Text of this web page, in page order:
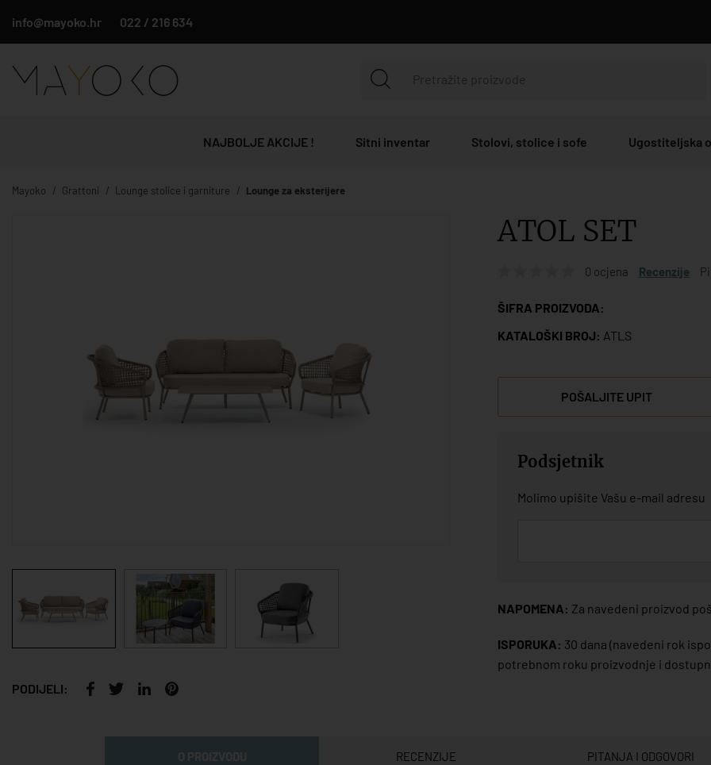
info@mayoko.hr 022 / 216 634
NAJBOLJE AKCIJE ! Sitni inventar Stolovi, stolice i sofe Ugostiteljska
Mayoko Grattoni Lounge stolice i garniture Lounge za eksterijere
PODIJELI:
ATOL SET
0 ocjena Recenzije
ŠIFRA PROIZVODA:
KATALOŠKI BROJ: ATLS
POŠALJITE UPIT
Podsjetnik
Molimo upišite Vašu e-mail adresu
NAPOMENA: Za navedeni proizvod
ISPORUKA: 30 dana (navedeni rok
potrebnom roku proizvodnje i
RECENZIJE PITANJA I ODGOVORI